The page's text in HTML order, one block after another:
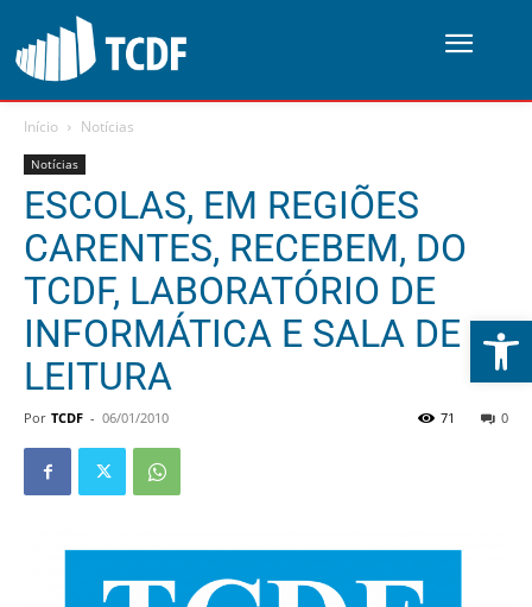
Abrir
Início Notícias
Notícias
ESCOLAS, EM REGIÕES
CARENTES, RECEBEM, DO
TCDF, LABORATÓRIO DE
INFORMÁTICA E SALA DE
LEITURA
Por TCDF - 06/01/2010 0
71